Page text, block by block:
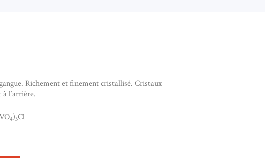
Richement et finement cristallisé. Cristaux
à l’arrière.
4)3Cl